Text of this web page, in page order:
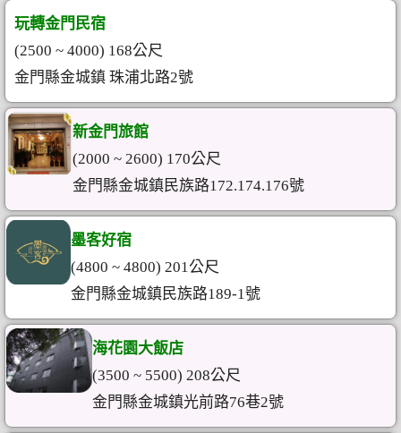
玩轉金門民宿
(2500 ~ 4000) 168公尺
金門縣金城鎮 珠浦北路2號
新金門旅館
(2000 ~ 2600) 170公尺
金門縣金城鎮民族路172.174.176號
墨客好宿
(4800 ~ 4800) 201公尺
金門縣金城鎮民族路189-1號
海花園大飯店
(3500 ~ 5500) 208公尺
金門縣金城鎮光前路76巷2號